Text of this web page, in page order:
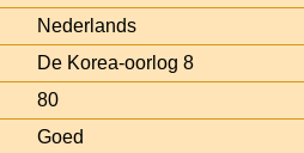
Nederlands
De Korea-oorlog 8
80
Goed